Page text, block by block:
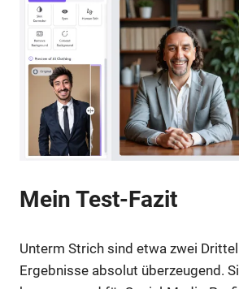
Mein Test-Fazit
Unterm Strich sind etwa zwei
Ergebnisse absolut überzeugend.